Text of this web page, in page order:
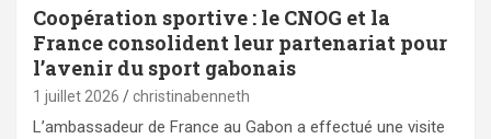
Coopération sportive : le CNOG et la
France consolident leur partenariat pour
l’avenir du sport gabonais
1 juillet 2026 christinabenneth
L’ambassadeur de France au Gabon a effectué une visite